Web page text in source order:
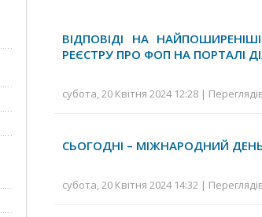
ВІДПОВІДІ НА
РЕЄСТРУ ПРО ФОП НА ПОРТАЛІ
субота, 20 Квітня 2024 12:28 |
СЬОГОДНІ – МІЖНАРОДНИЙ
субота, 20 Квітня 2024 14:32 |